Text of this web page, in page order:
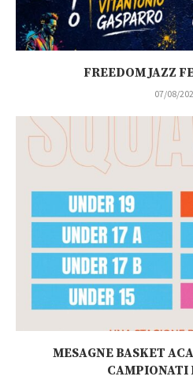
FREEDOM JAZZ
07/08/
MESAGNE BASKET
CAMPIONATI